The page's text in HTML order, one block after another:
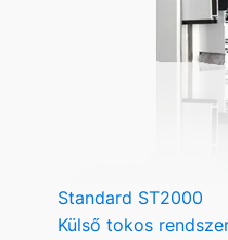
Standard ST2000
Külső tokos